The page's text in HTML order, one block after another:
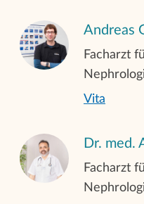
Feriendialyse/
Andreas
Facharzt
Vita
Dr. med.
Facharzt